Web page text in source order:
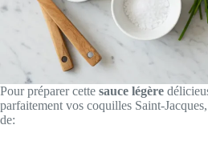
Pour préparer cette sauce légère
parfaitement vos coquilles Saint-
de: